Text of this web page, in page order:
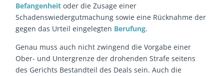
Befangenheit oder die Zusage einer
Schadenswiedergutmachung sowie eine Rücknahme der
gegen das Urteil eingelegten Berufung.
Genau muss auch nicht zwingend die Vorgabe einer
Ober- und Untergrenze der drohenden Strafe seitens
des Gerichts Bestandteil des Deals sein. Auch die